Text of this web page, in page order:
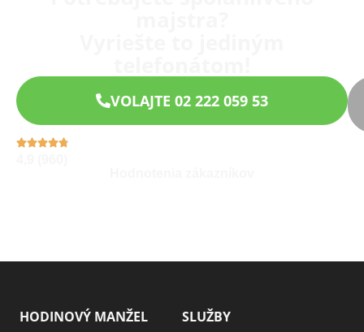
VOLAJTE 02 222 059 53
HODINOVÝ MANŽEL SLUŽBY